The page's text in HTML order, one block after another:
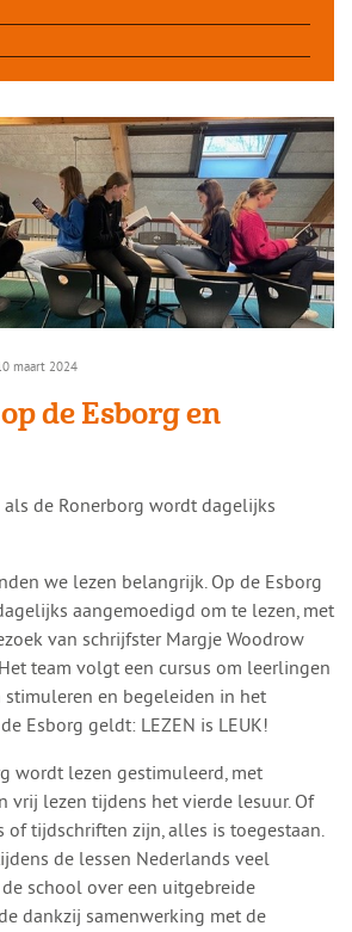
maart 2024
de Esborg en
de Ronerborg wordt dagelijks
we lezen belangrijk. Op de Esborg
aangemoedigd om te lezen, met
van schrijfster Margje Woodrow
team volgt een cursus om leerlingen
en begeleiden in het
Esborg geldt: LEZEN is LEUK!
wordt lezen gestimuleerd, met
vrij lezen tijdens het vierde lesuur. Of
of tijdschriften zijn, alles is toegestaan.
de lessen Nederlands veel
school over een uitgebreide
dankzij samenwerking met de